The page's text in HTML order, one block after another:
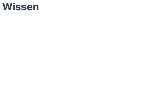
Wissen